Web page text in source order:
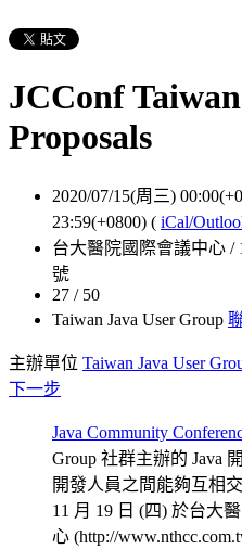
JCConf
Proposals
2020/07/15(周三)
23:59(+0800) ( iCal/
台大醫院國際會議中心 /
號
27 / 50
Taiwan Java User Group
主辦單位 Taiwan Java User
下一步
Java Community
Group 社群主辦的 Java
開發人員之間能夠互相
11 月 19 日 (四) 於台大
心 (http://